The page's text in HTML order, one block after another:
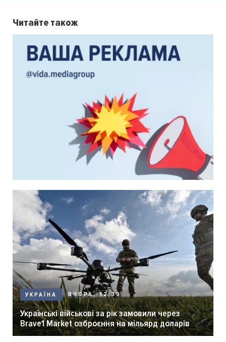
Читайте також
УКРАЇНА ВЧОРА, 12:39
Українські військові за рік замовили через
Brave1 Market озброєння на мільярд доларів